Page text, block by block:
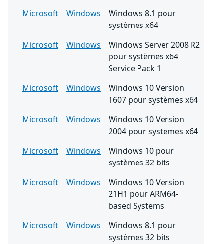
Microsoft
Windows
Windows 8.1 pour
systèmes x64
Microsoft
Windows
Windows Server 2008 R2
pour systèmes x64
Service Pack 1
Microsoft
Windows
Windows 10 Version
1607 pour systèmes x64
Microsoft
Windows
Windows 10 Version
2004 pour systèmes x64
Microsoft
Windows
Windows 10 pour
systèmes 32 bits
Microsoft
Windows
Windows 10 Version
21H1 pour ARM64-
based Systems
Microsoft
Windows
Windows 8.1 pour
systèmes 32 bits